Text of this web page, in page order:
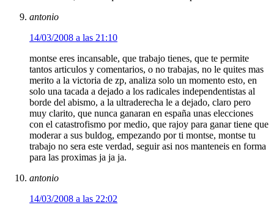
antonio
14/03/2008 a las 21:10
montse eres incansable, que trabajo tienes, que te permite
tantos articulos y comentarios, o no trabajas, no le quites mas
merito a la victoria de zp, analiza solo un momento esto, en
solo una tacada a dejado a los radicales independentistas al
borde del abismo, a la ultraderecha le a dejado, claro pero
muy clarito, que nunca ganaran en españa unas elecciones
con el catastrofismo por medio, que rajoy para ganar tiene que
moderar a sus buldog, empezando por ti montse, montse tu
trabajo no sera este verdad, seguir asi nos manteneis en forma
para las proximas ja ja ja.
antonio
14/03/2008 a las 22:02